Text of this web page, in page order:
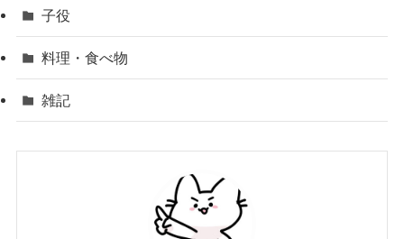
子役
料理・食べ物
雑記